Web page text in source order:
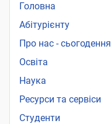
Головна
Абітурієнту
Про нас - сьогодення
Освіта
Наука
Ресурси та сервіси
Студенти